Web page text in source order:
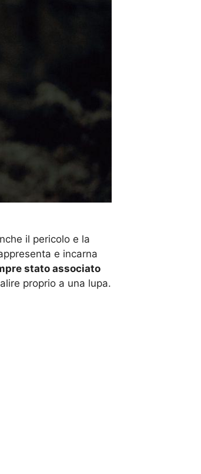
il pericolo e la
e incarna
stato associato
proprio a una lupa.